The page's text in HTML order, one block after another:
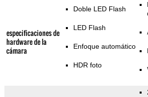
especificaciones de
hardware de la
cámara
Doble LED Flash
LED Flash
Enfoque automático
HDR foto